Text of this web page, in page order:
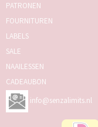
PATRONEN
FOURNITUREN
LABELS
SALE
NAAILESSEN
CADEAUBON
info@senzalimits.nl